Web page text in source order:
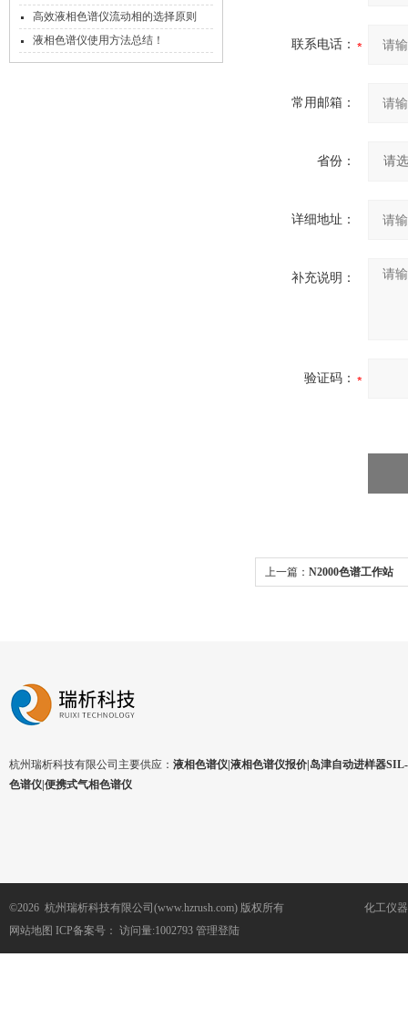
高效液相色谱仪流动相的选择原则
液相色谱仪使用方法总结！
联系电话：
常用邮箱：
省份：
详细地址：
补充说明：
验证码：
上一篇： N2000色谱工作站
杭州瑞析科技有限公司主要供应： 液相色谱仪|液相色谱仪报价|岛津自动进样器
色谱仪|便携式气相色谱仪
©2026 杭州瑞析科技有限公司(www.hzrush.com) 版权所有
网站地图 ICP备案号： 访问量:1002793 管理登陆
化工仪